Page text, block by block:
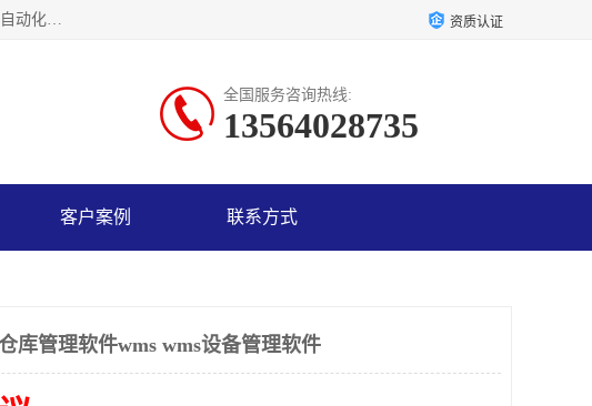
联系热线：* 上海秩宏机电设备有限公司成立于2013年，位于上海松江区，专业从事物流仓储系统业务，仓储解决方案、自动化仓储设备、自动货柜、立体货柜等。 资质认证
全国服务咨询热线:
13564028735
客户案例 联系方式
库管理软件wms wms设备管理软件